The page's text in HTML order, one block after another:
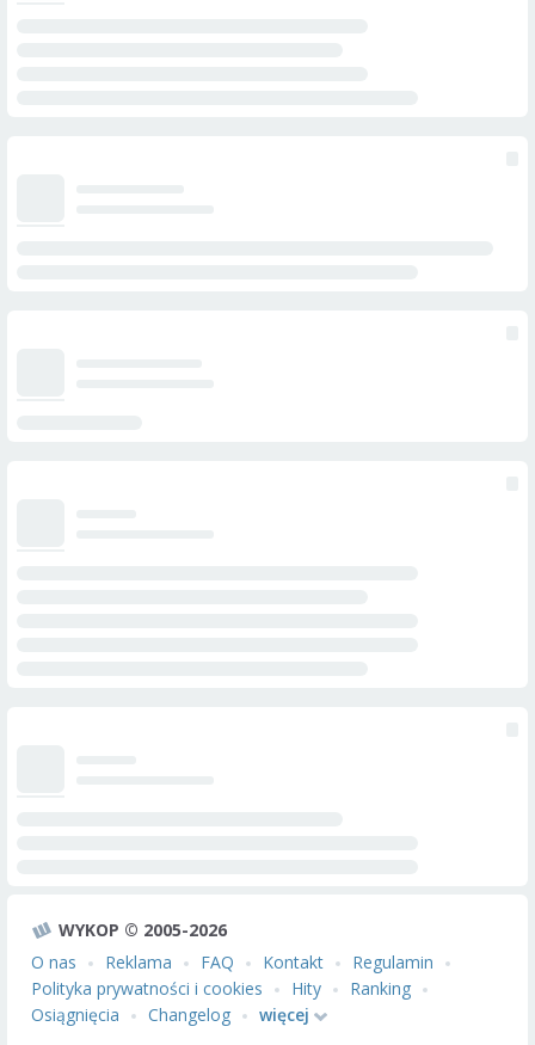
WYKOP © 2005-2026
O nas
Reklama FAQ Kontakt
Regulamin
Polityka prywatności i cookies
Hity
Ranking
Osiągnięcia
Changelog więcej